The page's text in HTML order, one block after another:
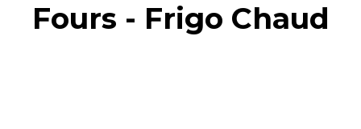
Fours - Frigo Chaud